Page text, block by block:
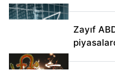
Zayıf